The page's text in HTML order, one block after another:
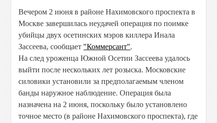
Вечером 2 июня в районе Нахимовского проспекта в
Москве завершилась неудачей операция по поимке
убийцы двух осетинских мэров киллера Инала
Зассеева, сообщает "Коммерсант".
На след уроженца Южной Осетии Зассеева удалось
выйти после нескольких лет розыска. Московские
силовики установили за предполагаемым членом
банды наружное наблюдение. Операция была
назначена на 2 июня, поскольку было установлено
точное место (в районе Нахимовского проспекта), где